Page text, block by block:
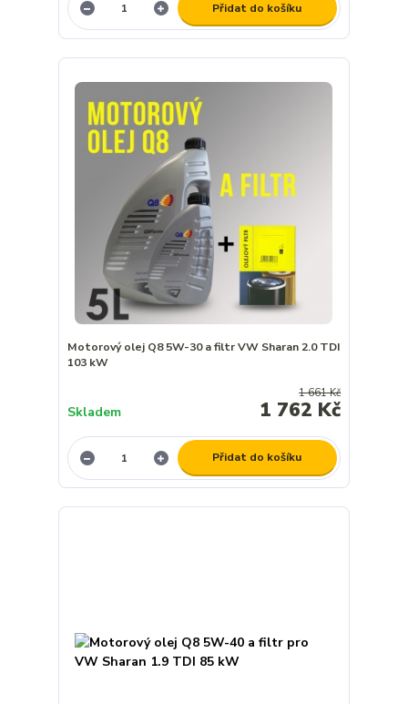
Přidat do košíku
Motorový olej Q8 5W-30 a filtr VW Sharan 2.0 TDI
103 kW
1 661 Kč
1 762 Kč
Skladem
Přidat do košíku